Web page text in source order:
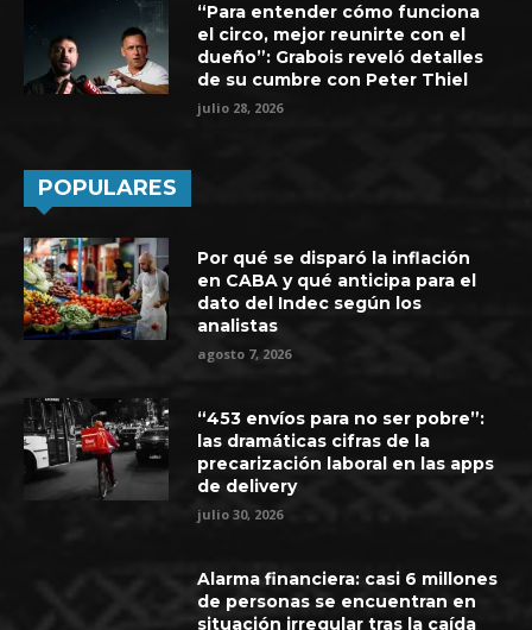
“Para entender cómo funciona
el circo, mejor reunirte con el
dueño”: Grabois reveló detalles
de su cumbre con Peter Thiel
julio 28, 2026
POPULARES
Por qué se disparó la inflación
en CABA y qué anticipa para el
dato del Indec según los
analistas
agosto 7, 2026
“453 envíos para no ser pobre”:
las dramáticas cifras de la
precarización laboral en las apps
de delivery
julio 30, 2026
Alarma financiera: casi 6 millones
de personas se encuentran en
situación irregular tras la caída